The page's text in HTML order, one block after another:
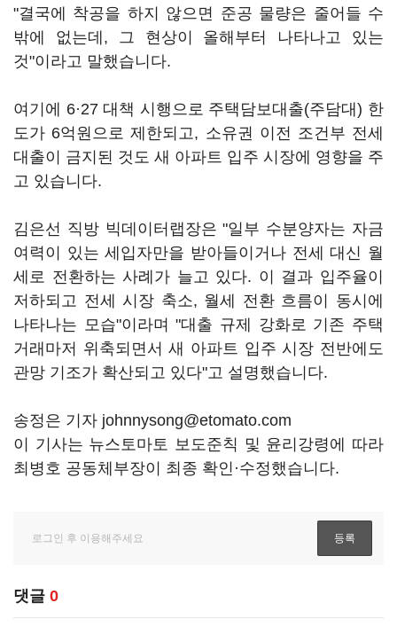
"결국에 착공을 하지 않으면 준공 물량은 줄어들 수
밖에 없는데, 그 현상이 올해부터 나타나고 있는
것"이라고 말했습니다.
여기에 6·27 대책 시행으로 주택담보대출(주담대) 한
도가 6억원으로 제한되고, 소유권 이전 조건부 전세
대출이 금지된 것도 새 아파트 입주 시장에 영향을 주
고 있습니다.
김은선 직방 빅데이터랩장은 "일부 수분양자는 자금
여력이 있는 세입자만을 받아들이거나 전세 대신 월
세로 전환하는 사례가 늘고 있다. 이 결과 입주율이
저하되고 전세 시장 축소, 월세 전환 흐름이 동시에
나타나는 모습"이라며 "대출 규제 강화로 기존 주택
거래마저 위축되면서 새 아파트 입주 시장 전반에도
관망 기조가 확산되고 있다"고 설명했습니다.
송정은 기자 johnnysong@etomato.com
이 기사는 뉴스토마토 보도준칙 및 윤리강령에 따라
최병호 공동체부장이 최종 확인·수정했습니다.
댓글 0